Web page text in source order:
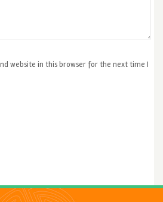
website in this browser for the next time I